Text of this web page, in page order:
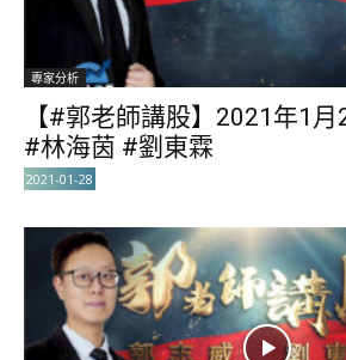
專家分析
【#郭老師講股】2021年1
#林海茵 #劉東霖
2021-01-28